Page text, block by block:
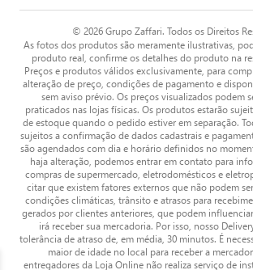
© 2026 Grupo Zaffari. Todos os Direitos
As fotos dos produtos são meramente ilustrativas,
produto real, confirme os detalhes do produto na
Preços e produtos válidos exclusivamente, para
alteração de preço, condições de pagamento e
sem aviso prévio. Os preços visualizados podem
praticados nas lojas físicas. Os produtos estarão
de estoque quando o pedido estiver em separação.
sujeitos a confirmação de dados cadastrais e
são agendados com dia e horário definidos no
haja alteração, podemos entrar em contato para
compras de supermercado, eletrodomésticos e
citar que existem fatores externos que não podem
condições climáticas, trânsito e atrasos para
gerados por clientes anteriores, que podem
irá receber sua mercadoria. Por isso, nosso
tolerância de atraso de, em média, 30 minutos. É
maior de idade no local para receber a
entregadores da Loja Online não realiza serviço de